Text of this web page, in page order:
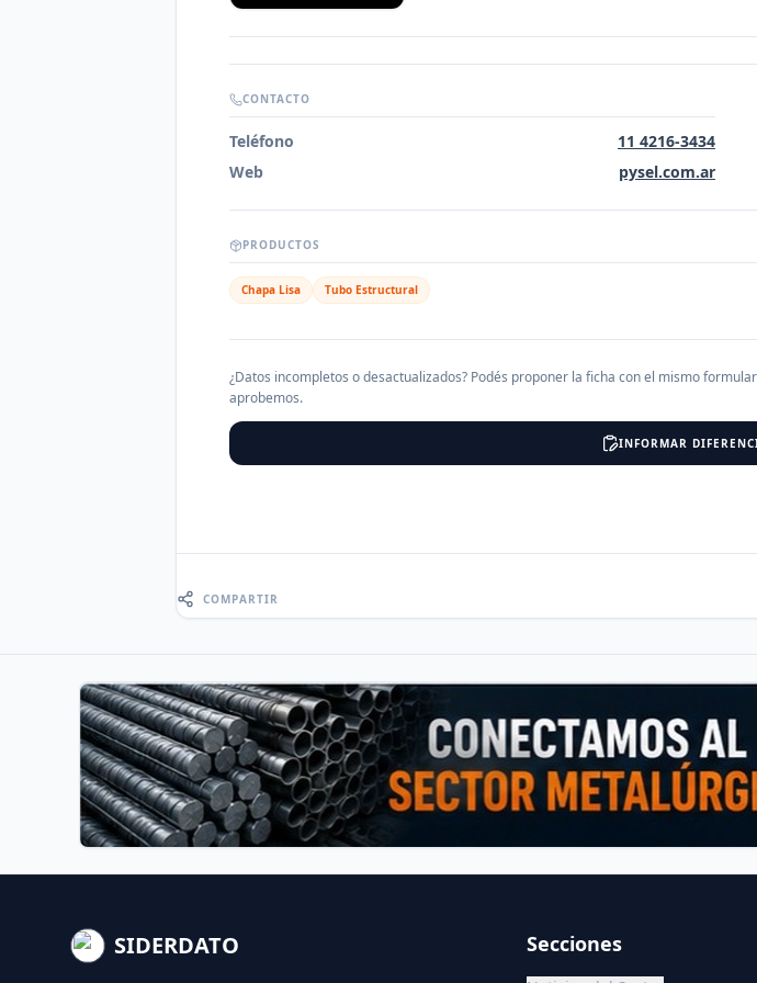
CONTACTO
Teléfono
11 4216-3434
Web
pysel.com.ar
PRODUCTOS
Chapa Lisa Tubo Estructural
¿Datos incompletos o desactualizados? Podés proponer la ficha con el mismo
aprobemos.
INFORMAR
COMPARTIR
SIDERDATO Secciones